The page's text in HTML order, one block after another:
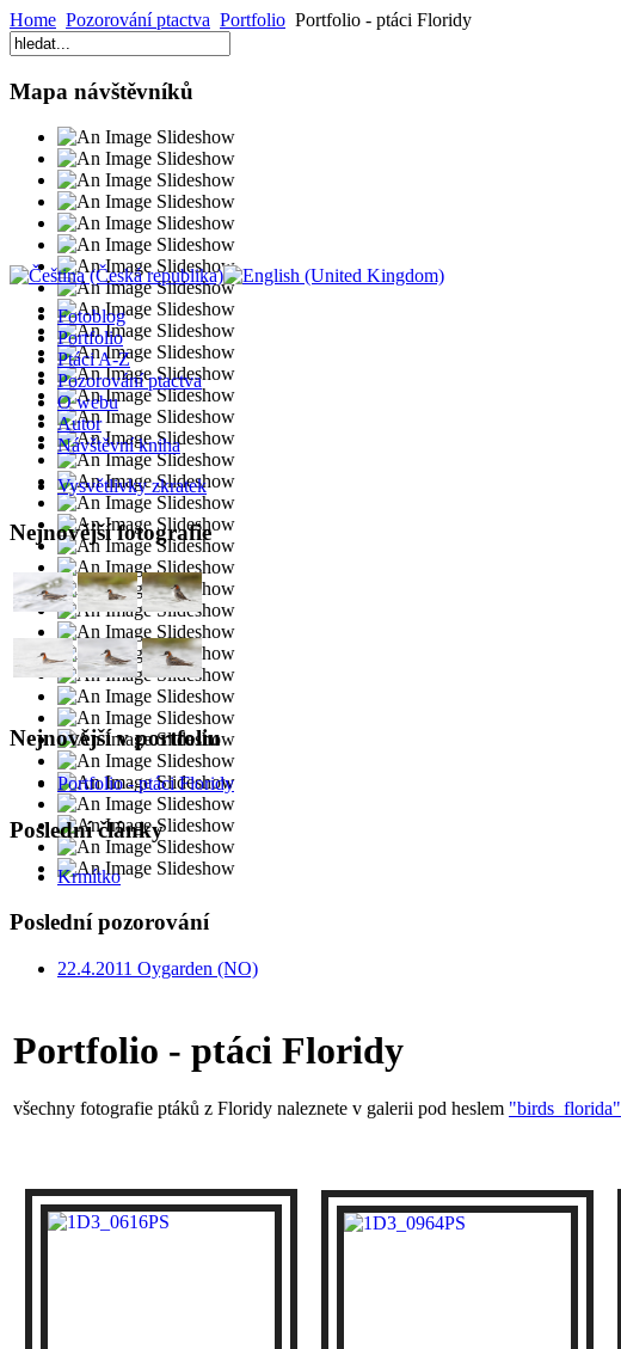
Home Pozorování ptactva Portfolio Portfolio - ptáci Floridy
Mapa návštěvníků
Fotoblog
Portfolio
Ptáci A-Z
Pozorování ptactva
O webu
Autor
Návštěvní kniha
Vysvětlivky zkratek
Nejnovější fotografie
Nejnovější v portfoliu
Portfolio - ptáci Floridy
Poslední články
Krmítko
Poslední pozorování
22.4.2011 Oygarden (NO)
Portfolio - ptáci Floridy
všechny fotografie ptáků z Floridy naleznete v galerii pod heslem "birds_florida"